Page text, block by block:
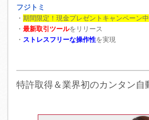
フジトミ
・ 期間限定！現金プレゼントキャンペーン中
・ 最新取引ツールをリリース
・ ストレスフリーな操作性を実現
特許取得＆業界初のカンタン自